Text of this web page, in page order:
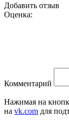
Добавить отзыв
Оценка:
Комментарий
Нажимая на
на vk.com для